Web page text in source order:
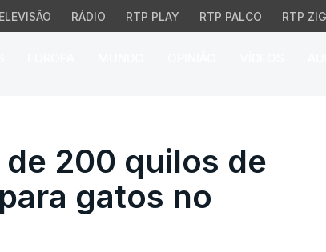
RÁDIO RTP PLAY RTP PALCO RTP
200 quilos de
de 200 quilos de
gatos no